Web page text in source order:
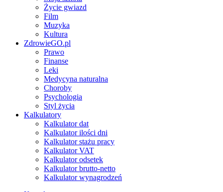
Życie gwiazd
Film
Muzyka
Kultura
ZdrowieGO.pl
Prawo
Finanse
Leki
Medycyna naturalna
Choroby
Psychologia
Styl życia
Kalkulatory
Kalkulator dat
Kalkulator ilości dni
Kalkulator stażu pracy
Kalkulator VAT
Kalkulator odsetek
Kalkulator brutto-netto
Kalkulator wynagrodzeń